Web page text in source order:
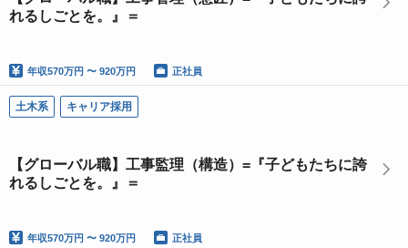
れるしごとを。』＝
年収570万円 〜 920万円 正社員
土木系 キャリア採用
【グローバル職】工事監理（構造）=『子どもたちに誇
れるしごとを。』＝
年収570万円 〜 920万円 正社員